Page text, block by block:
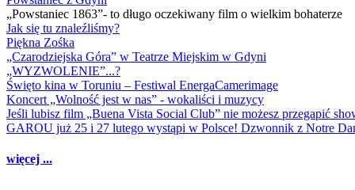
„Powstaniec 1863”- to długo oczekiwany film o wielkim bohaterze
Jak się tu znaleźliśmy?
Piękna Zośka
„Czarodziejska Góra” w Teatrze Miejskim w Gdyni
„WYZWOLENIE”...?
Święto kina w Toruniu – Festiwal EnergaCamerimage
Koncert „Wolność jest w nas” - wokaliści i muzycy
Jeśli lubisz film „Buena Vista Social Club” nie możesz przegapić
GAROU już 25 i 27 lutego wystąpi w Polsce! Dzwonnik z Notre
więcej ...